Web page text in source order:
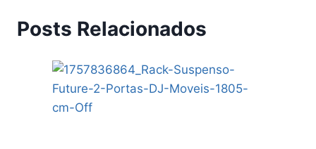
Posts Relacionados